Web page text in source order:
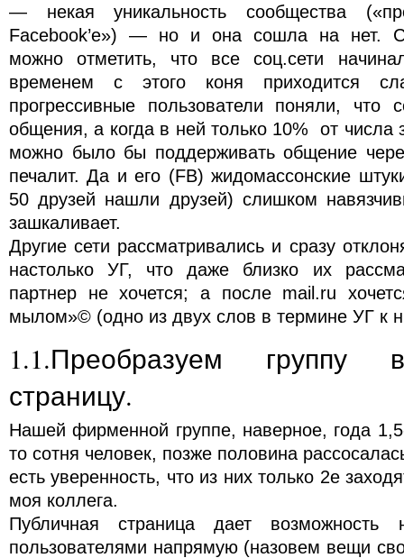
— некая уникальность сообщества
Facebook’е») — но и она сошла на нет.
можно отметить, что все соц.сети
временем с этого коня приходится
прогрессивные пользователи поняли, что
общения, а когда в ней только 10% от числа
можно было бы поддерживать общение
печалит. Да и его (FB) жидомассонские
50 друзей нашли друзей) слишком
зашкаливает.
Другие сети рассматривались и сразу
настолько УГ, что даже близко их
партнер не хочется; а после mail.ru
мылом»© (одно из двух слов в термине УГ к
1.1.Преобразуем группу
страницу.
Нашей фирменной группе, наверное, года
то сотня человек, позже половина
есть уверенность, что из них только 2е
моя коллега.
Публичная страница дает возможность
пользователями напрямую (назовем вещи